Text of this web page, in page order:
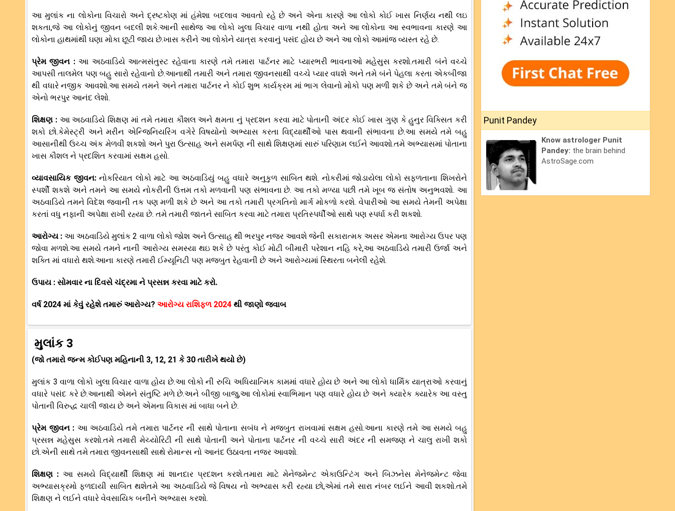
આ મુલાંક ના લોકોના વિચારો અને દ્રષ્ટકોણ માં હંમેશા બદલાવ આવતો રહે છે અને એના કારણે આ લોકો કોઈ ખાસ નિર્ણય નથી લઇ
શકતા,જે આ લોકોનું જીવન બદલી શકે.આની સાથેજ આ લોકો ખુલા વિચાર વાળા નથી હોતા અને આ લોકોના આ સ્વભાવના કારણે આ
લોકોના હાથમાંથી ઘણા મોકા છૂટી જાય છે.ખાસ કરીને આ લોકોને યાત્રા કરવાનું પસંદ હોય છે અને આ લોકો આમાંજ વ્યસ્ત રહે છે.
પ્રેમ જીવન :આ અઠવાડિયે આત્મસંતુસ્ટ રહેવાના કારણે તમે તમારા પાર્ટનર માટે પ્યારભરી ભાવનાઓ મહેસુસ કરશો.તમારી બંને વચ્ચે
આપસી તાલમેલ પણ બહુ સારો રહેવાનો છે.આનાથી તમારી અને તમારા જીવનસાથી વચ્ચે પ્યાર વધશે અને તમે બંને પેહલા કરતા એકબીજા
થી વધારે નજીક આવશો.આ સમયે તમને અને તમારા પાર્ટનર ને કોઈ શુભ કાર્યક્રમ માં ભાગ લેવાનો મોકો પણ મળી શકે છે અને તમે બંને જ
એનો ભરપુર આનંદ લેશો.
શિક્ષણ : આ અઠવાડિયે શિક્ષણ માં તમે તમારા કૌશલ અને ક્ષમતા નું પ્રદશન કરવા માટે પોતાની અંદર કોઈ ખાસ ગુણ કે હુનુર વિક્સિત કરી
શકો છો.કેમેસ્ટ્રી અને મરીન એન્જિનિયરિંગ વગેરે વિષયોનો અભ્યાસ કરતા વિદ્યાર્થીઓ પાસ થવાની સંભાવના છે.આ સમયે તમે બહુ
આસાનીથી ઉચ્ચ અંક મેળવી શકશો અને પુરા ઉત્સાહ અને સમર્પણ ની સાથે શિક્ષણમાં સારું પરિણામ લઈને આવશો.તમે અભ્યાસમાં પોતાના
ખાસ કૌશલ ને પ્રદશિત કરવામાં સક્ષમ હસો.
વ્યાવસાયિક જીવન:નોકરિયાત લોકો માટે આ અઠવાડિયું બહુ વધારે અનુકુળ સાબિત થશે. નોકરીમાં જોડાયેલા લોકો સફળતાના શિખરોને
સ્પર્શી શકશે અને તમને આ સમયે નોકરીની ઉત્તમ તકો મળવાની પણ સંભાવના છે. આ તકો મળ્યા પછી તમે ખૂબ જ સંતોષ અનુભવશો. આ
અઠવાડિયે તમને વિદેશ જવાની તક પણ મળી શકે છે અને આ તકો તમારી પ્રગતિનો માર્ગ મોકળો કરશે. વેપારીઓ આ સમયે તેમની અપેક્ષા
કરતાં વધુ નફાની અપેક્ષા રાખી રહ્યા છે. તમે તમારી જાતને સાબિત કરવા માટે તમારા પ્રતિસ્પર્ધીઓ સાથે પણ સ્પર્ધા કરી શકશો.
આરોગ્ય :આ અઠવાડિયે મુલાંક 2 વાળા લોકો જોશ અને ઉત્સાહ થી ભરપુર નજર આવશે જેની સકારાત્મક અસર એમના આરોગ્ય ઉપર પણ
જોવા મળશે.આ સમયે તમને નાની આરોગ્ય સમસ્યા થઇ શકે છે પરંતુ કોઈ મોટી બીમારી પરેશાન નહિ કરે,આ અઠવાડિયે તમારી ઉર્જા અને
શક્તિ માં વધારો થશે.આના કારણે તમારી ઈમ્યૂનિટી પણ મજબુત રેહવાની છે અને આરોગ્યમાં સ્થિરતા બનેલી રહેશે.
ઉપાય : સોમવાર ના દિવસે ચંદ્રમા ને પ્રસન્ન કરવા માટે કરો.
વર્ષ 2024 માં કેવું રહેશે તમારું આરોગ્ય? આરોગ્ય રાશિફળ 2024 થી જાણો જવાબ
મુલાંક 3
(જો તમારો જન્મ કોઈપણ મહિનાની 3, 12, 21 કે 30 તારીખે થયો છે)
મુલાંક 3 વાળા લોકો ખુલા વિચાર વાળા હોય છે.આ લોકો ની રુચિ અધિયાત્મિક કામમાં વધારે હોય છે અને આ લોકો ધાર્મિક યાત્રાઓ કરવાનું
વધારે પસંદ કરે છે.આનાથી એમને સંતુષ્ટિ મળે છે.અને બીજી બાજુ,આ લોકોમાં સ્વાભિમાન પણ વધારે હોય છે અને ક્યારેક ક્યારેક આ વસ્તુ
પોતાની વિરુદ્ધ ચાલી જાય છે અને એમના વિકાસ માં બાધા બને છે.
પ્રેમ જીવન : આ અઠવાડિયે તમે તમારા પાર્ટનર ની સાથે પોતાના સબંધ ને મજબુત રાખવામાં સક્ષમ હસો.આના કારણે તમે આ સમયે બહુ
પ્રસન્ન મહેસુસ કરશો.તમે તમારી મેચ્યોરિટી ની સાથે પોતાની અને પોતાના પાર્ટનર ની વચ્ચે સારી અંદર ની સમજણ ને ચાલુ રાખી શકો
છો.એની સાથે તમે તમારા જીવનસાથી સાથે રોમાન્સ નો આનંદ ઉઠાવતા નજર આવશો.
શિક્ષણ : આ સમયે વિદ્યાર્થી શિક્ષણ માં શાનદાર પ્રદશન કરશે.તમારા માટે મેનેજમેન્ટ એકાઉન્ટિંગ અને બિઝનેસ મેનેજમેન્ટ જેવા
અભ્યાસક્રમો ફળદાયી સાબિત થશેતમે આ અઠવાડિયે જે વિષય નો અભ્યાસ કરી રહ્યા છો,એમાં તમે સારા નંબર લઈને આવી શકશો.તમે
શિક્ષણ ને લઈને વધારે વેવસાયિક બનીને અભ્યાસ કરશો.
Punit Pandey
Know astrologer Punit
Pandey: the brain behind
AstroSage.com